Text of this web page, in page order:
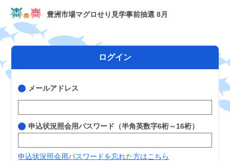
豊洲市場マグロせり見学事前抽選 8月
ログイン
メールアドレス
申込状況照会用パスワード（半角英数字6桁～16桁）
申込状況照会用パスワードを忘れた方はこちら